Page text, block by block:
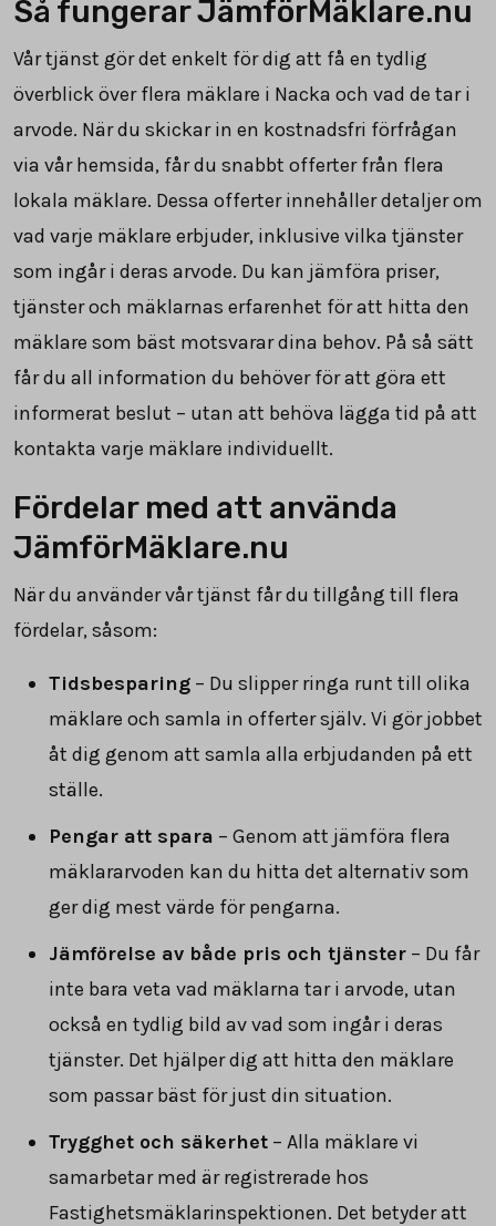
Så fungerar JämförMäklare.nu
Vår tjänst gör det enkelt för dig att få en tydlig
överblick över flera mäklare i Nacka och vad de tar i
arvode. När du skickar in en kostnadsfri förfrågan
via vår hemsida, får du snabbt offerter från flera
lokala mäklare. Dessa offerter innehåller detaljer om
vad varje mäklare erbjuder, inklusive vilka tjänster
som ingår i deras arvode. Du kan jämföra priser,
tjänster och mäklarnas erfarenhet för att hitta den
mäklare som bäst motsvarar dina behov. På så sätt
får du all information du behöver för att göra ett
informerat beslut – utan att behöva lägga tid på att
kontakta varje mäklare individuellt.
Fördelar med att använda
JämförMäklare.nu
När du använder vår tjänst får du tillgång till flera
fördelar, såsom:
Tidsbesparing – Du slipper ringa runt till olika
mäklare och samla in offerter själv. Vi gör jobbet
åt dig genom att samla alla erbjudanden på ett
ställe.
Pengar att spara – Genom att jämföra flera
mäklararvoden kan du hitta det alternativ som
ger dig mest värde för pengarna.
Jämförelse av både pris och tjänster – Du får
inte bara veta vad mäklarna tar i arvode, utan
också en tydlig bild av vad som ingår i deras
tjänster. Det hjälper dig att hitta den mäklare
som passar bäst för just din situation.
Trygghet och säkerhet – Alla mäklare vi
samarbetar med är registrerade hos
Fastighetsmäklarinspektionen. Det betyder att